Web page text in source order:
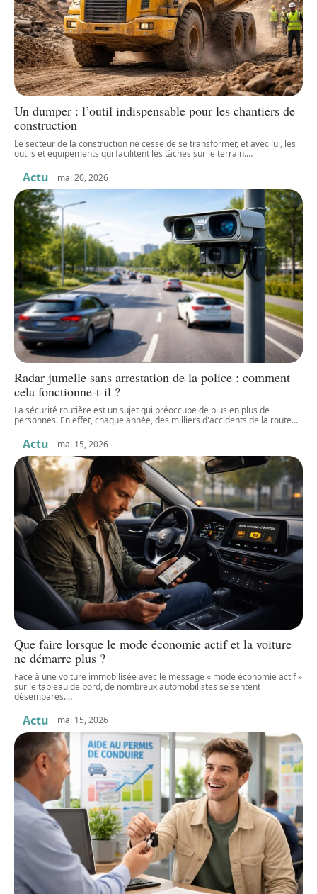
Un dumper : l’outil indispensable pour les chantiers de
construction
Le secteur de la construction ne cesse de se transformer, et avec lui, les
outils et équipements qui facilitent les tâches sur le terrain.…
Actu mai 20, 2026
Radar jumelle sans arrestation de la police : comment
cela fonctionne-t-il ?
La sécurité routière est un sujet qui préoccupe de plus en plus de
personnes. En effet, chaque année, des milliers d'accidents de la route…
Actu mai 15, 2026
Que faire lorsque le mode économie actif et la voiture
ne démarre plus ?
Face à une voiture immobilisée avec le message « mode économie actif »
sur le tableau de bord, de nombreux automobilistes se sentent
désemparés.…
Actu mai 15, 2026